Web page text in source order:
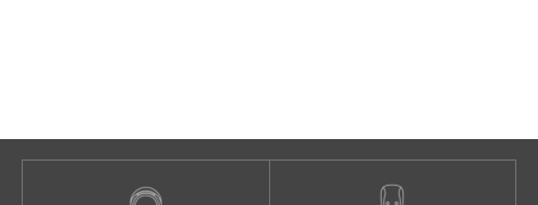
にて適切な連絡をさせていただく場合。
お客さまからのカタログ資料請求があり、弊
社からカタログを送付させていただく場合。